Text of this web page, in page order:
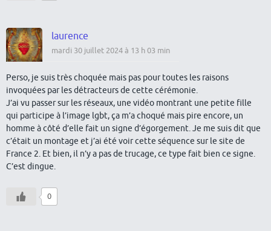
laurence
mardi 30 juillet 2024 à 13 h 03 min
Perso, je suis très choquée mais pas pour toutes les raisons
invoquées par les détracteurs de cette cérémonie.
J’ai vu passer sur les réseaux, une vidéo montrant une petite fille
qui participe à l’image lgbt, ça m’a choqué mais pire encore, un
homme à côté d’elle fait un signe d’égorgement. Je me suis dit que
c’était un montage et j’ai été voir cette séquence sur le site de
France 2. Et bien, il n’y a pas de trucage, ce type fait bien ce signe.
C’est dingue.
0